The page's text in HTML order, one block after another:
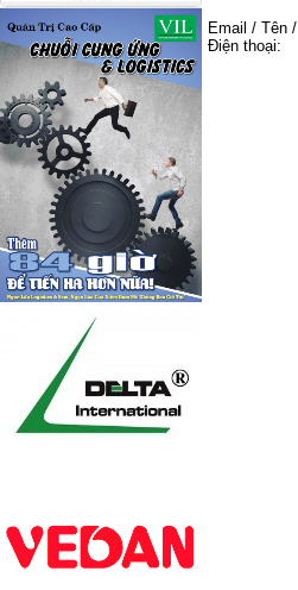
Email / Tên /
Điện thoại: